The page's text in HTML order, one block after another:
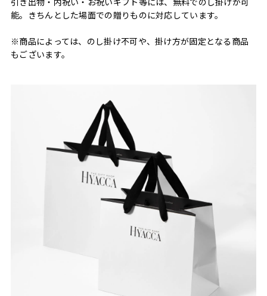
能。きちんとした場面での贈りものに対応しています。
※商品によっては、のし掛け不可や、掛け方が固定となる商品
もございます。